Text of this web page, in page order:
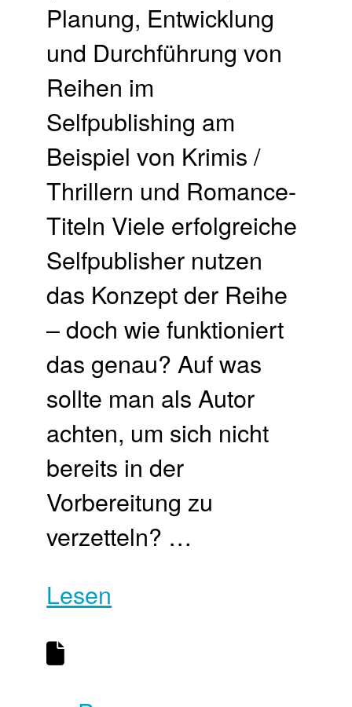
Planung, Entwicklung
und Durchführung von
Reihen im
Selfpublishing am
Beispiel von Krimis /
Thrillern und Romance-
Titeln Viele erfolgreiche
Selfpublisher nutzen
das Konzept der Reihe
– doch wie funktioniert
das genau? Auf was
sollte man als Autor
achten, um sich nicht
bereits in der
Vorbereitung zu
verzetteln? …
Lesen